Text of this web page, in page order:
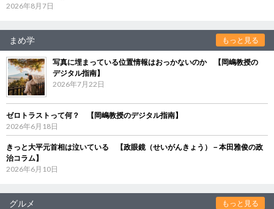
2026年8月7日
まめ学 もっと見る
写真に埋まっている位置情報はおっかないのか 【岡嶋教授の
デジタル指南】
2026年7月22日
ゼロトラストって何？ 【岡嶋教授のデジタル指南】
2026年6月18日
きっと大平元首相は泣いている 【政眼鏡（せいがんきょう）－本田雅俊の政
治コラム】
2026年6月10日
グルメ もっと見る